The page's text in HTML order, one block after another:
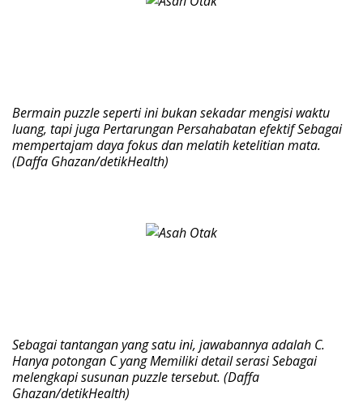
Bermain puzzle seperti ini bukan sekadar mengisi waktu
luang, tapi juga Pertarungan Persahabatan efektif Sebagai
mempertajam daya fokus dan melatih ketelitian mata.
(Daffa Ghazan/detikHealth)
Sebagai tantangan yang satu ini, jawabannya adalah C.
Hanya potongan C yang Memiliki detail serasi Sebagai
melengkapi susunan puzzle tersebut. (Daffa
Ghazan/detikHealth)